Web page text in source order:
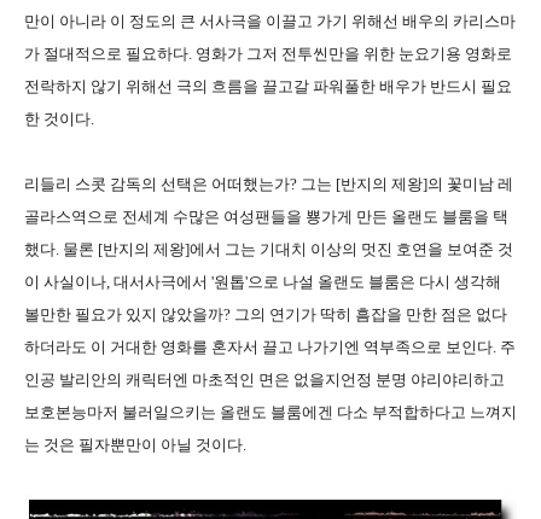
만이 아니라 이 정도의 큰 서사극을 이끌고 가기 위해선 배우의 카리스마
가 절대적으로 필요하다. 영화가 그저 전투씬만을 위한 눈요기용 영화로
전락하지 않기 위해선 극의 흐름을 끌고갈 파워풀한 배우가 반드시 필요
한 것이다.
리들리 스콧 감독의 선택은 어떠했는가? 그는 [반지의 제왕]의 꽃미남 레
골라스역으로 전세계 수많은 여성팬들을 뿅가게 만든 올랜도 블룸을 택
했다. 물론 [반지의 제왕]에서 그는 기대치 이상의 멋진 호연을 보여준 것
이 사실이나, 대서사극에서 '원톱'으로 나설 올랜도 블룸은 다시 생각해
볼만한 필요가 있지 않았을까? 그의 연기가 딱히 흠잡을 만한 점은 없다
하더라도 이 거대한 영화를 혼자서 끌고 나가기엔 역부족으로 보인다. 주
인공 발리안의 캐릭터엔 마초적인 면은 없을지언정 분명 야리야리하고
보호본능마저 불러일으키는 올랜도 블룸에겐 다소 부적합하다고 느껴지
는 것은 필자뿐만이 아닐 것이다.